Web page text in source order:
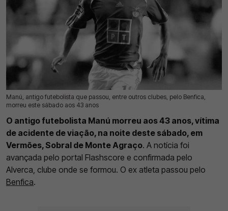
Manú, antigo futebolista que passou, entre outros clubes, pelo Benfica,
morreu este sábado aos 43 anos
12 Jul 2026 | 11:20 | 0
O antigo futebolista Manú morreu aos 43 anos, vítima
de acidente de viação, na noite deste sábado, em
Vermões, Sobral de Monte Agraço. A notícia foi
avançada pelo portal Flashscore e confirmada pelo
Alverca, clube onde se formou. O ex atleta passou pelo
Benfica.